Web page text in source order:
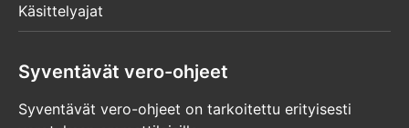
Käsittelyajat
Syventävät vero-ohjeet
Syventävät vero-ohjeet on tarkoitettu erityisesti